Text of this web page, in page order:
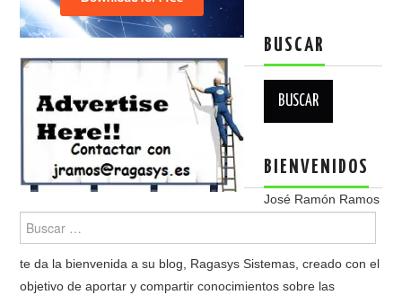
BUSCAR
BIENVENIDOS
José Ramón Ramos
te da la bienvenida a su blog, Ragasys Sistemas, creado con el
objetivo de aportar y compartir conocimientos sobre las